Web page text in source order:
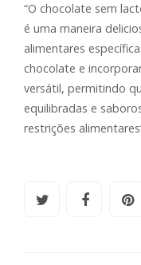
“O chocolate sem
é uma maneira
alimentares
chocolate e
versátil, permitindo
equilibradas e
restrições